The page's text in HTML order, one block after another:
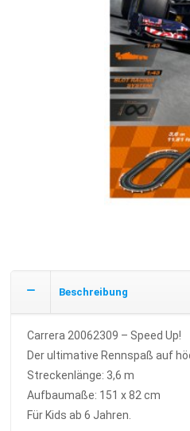
Beschreibung
Carrera 20062309 – Speed Up!
Der ultimative Rennspaß auf
Streckenlänge: 3,6 m
Aufbaumaße: 151 x 82 cm
Für Kids ab 6 Jahren.